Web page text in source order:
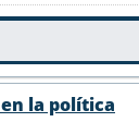
la política